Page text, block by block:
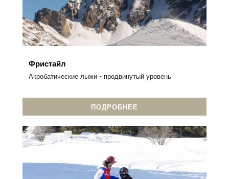
Фристайл
Акробатические лыжи - продвинутый уровень
ПОДРОБНЕЕ